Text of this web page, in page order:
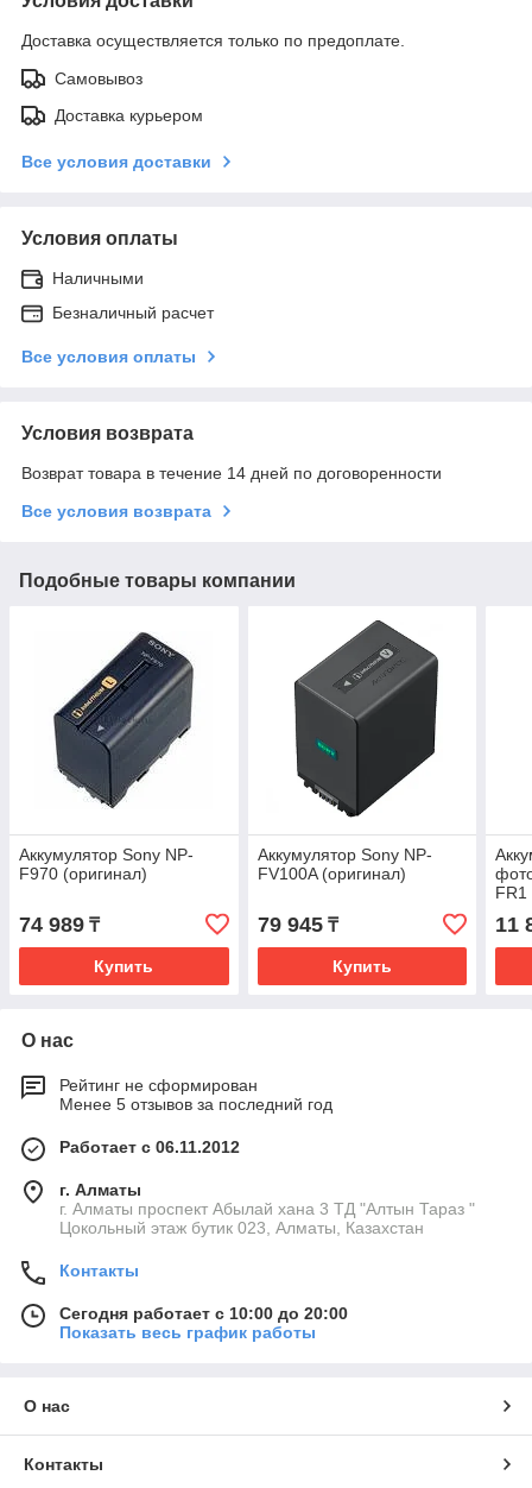
Доставка осуществляется только по предоплате.
Самовывоз
Доставка курьером
Все условия доставки
Условия оплаты
Наличными
Безналичный расчет
Все условия оплаты
Условия возврата
Возврат товара в течение 14 дней по договоренности
Все условия возврата
Подобные товары компании
Аккумулятор Sony NP-
F970 (оригинал)
74 989 ₸
Купить
Аккумулятор Sony NP-
FV100A (оригинал)
79 945₸
Купить
FR1
11
О нас
Рейтинг не сформирован
Менее 5 отзывов за последний год
Работает с 06.11.2012
г. Алматы
г. Алматы проспект Абылай хана 3 ТД "Алтын Тараз "
Цокольный этаж бутик 023, Алматы, Казахстан
Контакты
Сегодня работает с 10:00 до 20:00
Показать весь график работы
О нас
Контакты